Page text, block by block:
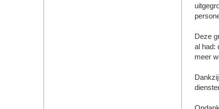
Deze
al had:
meer